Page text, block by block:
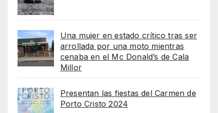
Una mujer en estado crítico tras ser
arrollada por una moto mientras
cenaba en el Mc Donald’s de Cala
Millor
Presentan las fiestas del Carmen de
Porto Cristo 2024